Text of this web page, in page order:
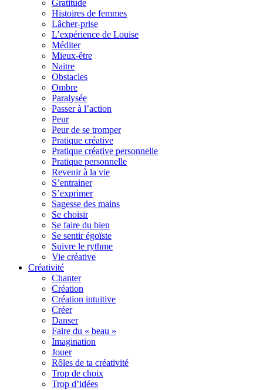
Gratitude
Histoires de femmes
Lâcher-prise
L’expérience de Louise
Méditer
Mieux-être
Naitre
Obstacles
Ombre
Paralysée
Passer à l’action
Peur
Peur de se tromper
Pratique créative
Pratique créative personnelle
Pratique personnelle
Revenir à la vie
S’entrainer
S’exprimer
Sagesse des mains
Se choisir
Se faire du bien
Se sentir égoïste
Suivre le rythme
Vie créative
Créativité
Chanter
Création
Création intuitive
Créer
Danser
Faire du « beau »
Imagination
Jouer
Rôles de ta créativité
Trop de choix
Trop d’idées